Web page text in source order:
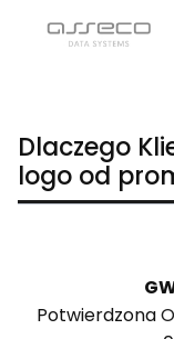
Dlaczego
logo od
Potwierdzona